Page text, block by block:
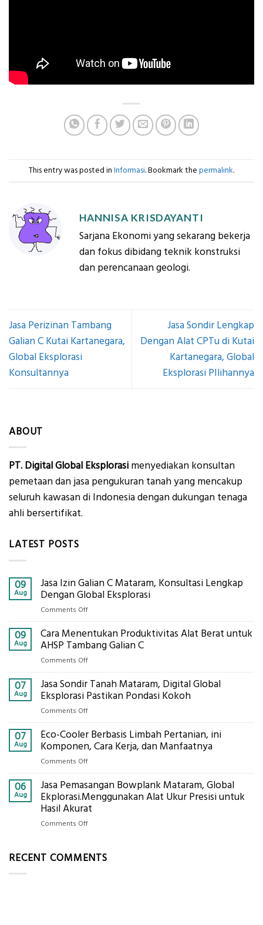
This entry was posted in Informasi. Bookmark the permalink.
HANNISA KRISDAYANTI
Sarjana Ekonomi yang sekarang bekerja
dan fokus dibidang teknik konstruksi
dan perencanaan geologi.
Jasa Perizinan Tambang
Galian C Kutai Kartanegara,
Global Eksplorasi
Konsultannya
Jasa Sondir Lengkap
Dengan Alat CPTu di Kutai
Kartanegara, Global
Eksplorasi PIlihannya
ABOUT
PT. Digital Global Eksplorasi menyediakan konsultan
pemetaan dan jasa pengukuran tanah yang mencakup
seluruh kawasan di Indonesia dengan dukungan tenaga
ahli bersertifikat.
LATEST POSTS
09
Aug
Jasa Izin Galian C Mataram, Konsultasi Lengkap
Dengan Global Eksplorasi
Comments Offon
Izin
Galian
Lengkap
Dengan
Global
09
Aug
Cara Menentukan Produktivitas Alat Berat untuk
AHSP Tambang Galian C
Comments Offon
Menentukan
Produktivitas
AHSP
Tambang
Galian
07
Aug
Jasa Sondir Tanah Mataram, Digital Global
Eksplorasi Pastikan Pondasi Kokoh
Comments Offon
Sondir
Tanah
Eksplorasi
Pastikan
Pondasi
Kokoh
07
Aug
Eco-Cooler Berbasis Limbah Pertanian, ini
Komponen, Cara Kerja, dan Manfaatnya
Comments Offon
Cooler
Berbasis
Limbah
Kerja,
06
Aug
Jasa Pemasangan Bowplank Mataram, Global
Ekplorasi.Menggunakan Alat Ukur Presisi untuk
Hasil Akurat
Comments Offon
Bowplank
RECENT COMMENTS